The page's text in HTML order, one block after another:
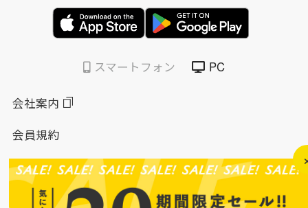
スマートフォン PC
会社案内
会員規約
個人情報保護方針
特定商取引法に基づく表示